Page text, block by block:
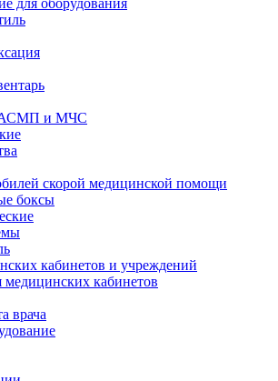
для оборудования
АСМП и МЧС
скорой медицинской помощи
боксы
кабинетов и учреждений
медицинских кабинетов
врача